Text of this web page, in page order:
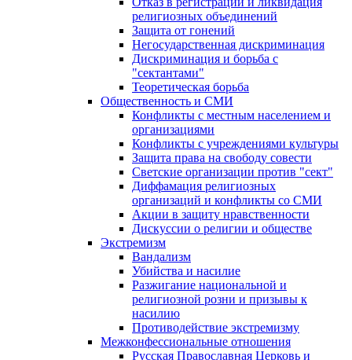
религиозных объединений
Защита от гонений
Негосударственная дискриминация
Дискриминация и борьба с
"сектантами"
Теоретическая борьба
Общественность и СМИ
Конфликты с местным населением и
организациями
Конфликты с учреждениями культуры
Защита права на свободу совести
Светские организации против "сект"
Диффамация религиозных
организаций и конфликты со СМИ
Акции в защиту нравственности
Дискуссии о религии и обществе
Экстремизм
Вандализм
Убийства и насилие
Разжигание национальной и
религиозной розни и призывы к
насилию
Противодействие экстремизму
Межконфессиональные отношения
Русская Православная Церковь и